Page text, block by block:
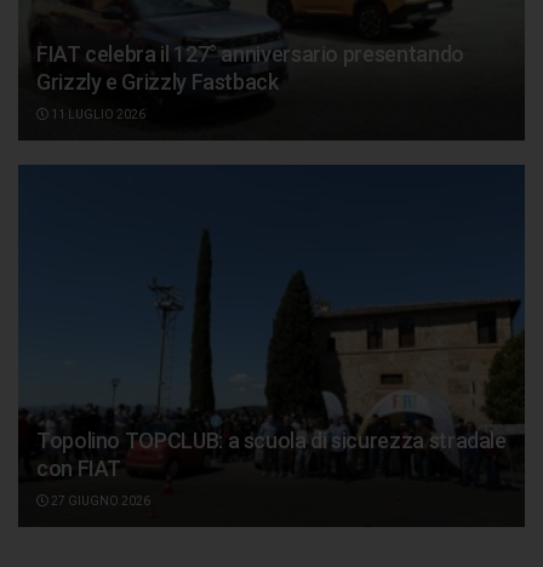
FIAT celebra il 127° anniversario presentando
Grizzly e Grizzly Fastback
11 LUGLIO 2026
Topolino TOPCLUB: a scuola di sicurezza stradale
con FIAT
27 GIUGNO 2026